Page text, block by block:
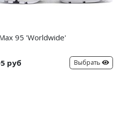
95 'Worldwide'
руб Выбрать